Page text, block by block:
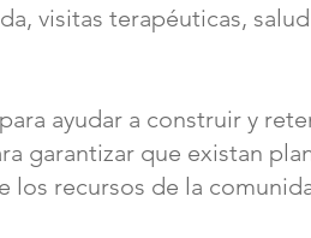
visitas terapéuticas,
ayudar a construir y
garantizar que existan
los recursos de la